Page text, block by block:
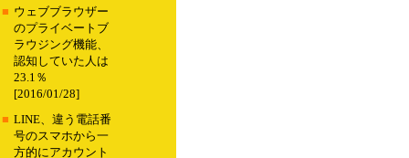
■ ウェブブラウザー
のプライベートブ
ラウジング機能、
認知していた人は
23.1％
[2016/01/28]
■ LINE、違う電話番
号のスマホから一
方的にアカウント